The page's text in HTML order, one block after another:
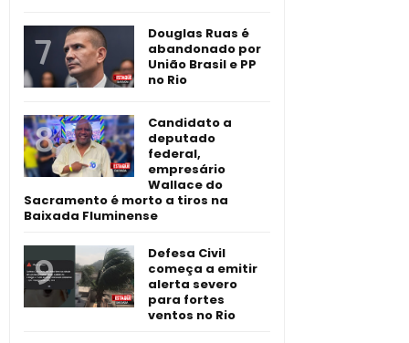
Douglas Ruas é
abandonado por
União Brasil e PP
no Rio
Candidato a
deputado
federal,
empresário
Wallace do
Sacramento é morto a tiros na
Baixada Fluminense
Defesa Civil
começa a emitir
alerta severo
para fortes
ventos no Rio